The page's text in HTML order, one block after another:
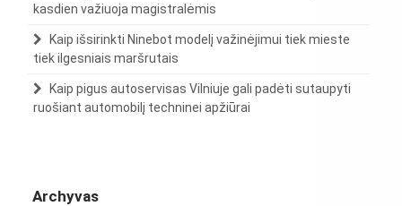
kasdien važiuoja magistralėmis
Kaip išsirinkti Ninebot modelį važinėjimui tiek mieste
tiek ilgesniais maršrutais
Kaip pigus autoservisas Vilniuje gali padėti sutaupyti
ruošiant automobilį techninei apžiūrai
Archyvas